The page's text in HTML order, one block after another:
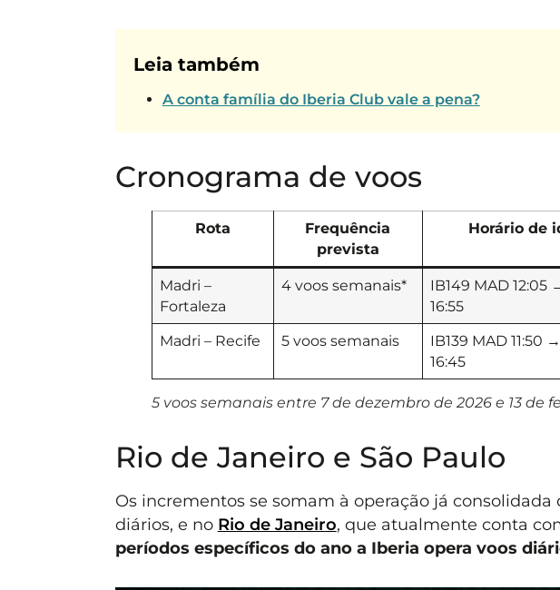
Leia também
A conta família do Iberia Club vale a pena?
Cronograma de voos
Rota
Frequência
prevista
Horário de
Madri –
Fortaleza
4 voos semanais*
IB149 MAD 12:05
16:55
Madri – Recife
5 voos semanais
IB139 MAD 11:50
16:45
5 voos semanais entre 7 de dezembro de 2026 e 13 de
Rio de Janeiro e São Paulo
Os incrementos se somam à operação já consolidada
diários, e no Rio de Janeiro, que atualmente conta
períodos específicos do ano a Iberia opera voos